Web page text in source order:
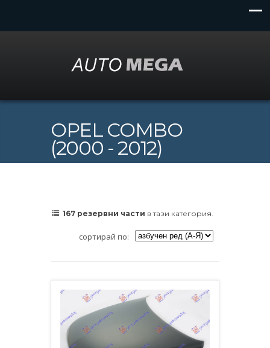
OPEL COMBO
(2000 - 2012)
167 резервни части в тази категория.
сортирай по: